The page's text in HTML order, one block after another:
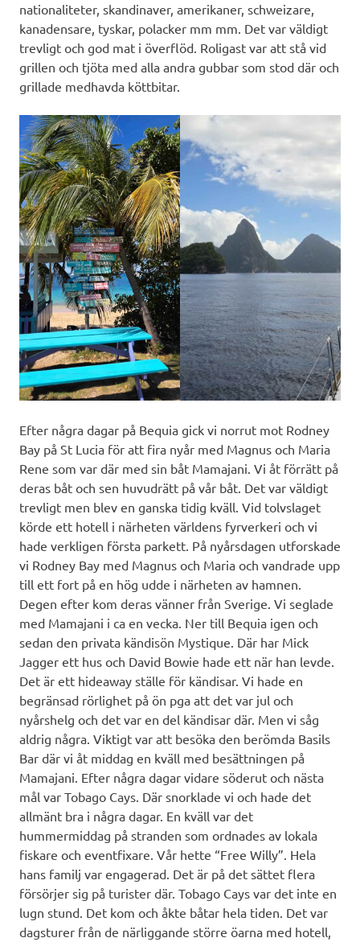
nationaliteter, skandinaver, amerikaner, schweizare,
kanadensare, tyskar, polacker mm mm. Det var väldigt
trevligt och god mat i överflöd. Roligast var att stå vid
grillen och tjöta med alla andra gubbar som stod där och
grillade medhavda köttbitar.
Efter några dagar på Bequia gick vi norrut mot Rodney
Bay på St Lucia för att fira nyår med Magnus och Maria
Rene som var där med sin båt Mamajani. Vi åt förrätt på
deras båt och sen huvudrätt på vår båt. Det var väldigt
trevligt men blev en ganska tidig kväll. Vid tolvslaget
körde ett hotell i närheten världens fyrverkeri och vi
hade verkligen första parkett. På nyårsdagen utforskade
vi Rodney Bay med Magnus och Maria och vandrade upp
till ett fort på en hög udde i närheten av hamnen.
Degen efter kom deras vänner från Sverige. Vi seglade
med Mamajani i ca en vecka. Ner till Bequia igen och
sedan den privata kändisön Mystique. Där har Mick
Jagger ett hus och David Bowie hade ett när han levde.
Det är ett hideaway ställe för kändisar. Vi hade en
begränsad rörlighet på ön pga att det var jul och
nyårshelg och det var en del kändisar där. Men vi såg
aldrig några. Viktigt var att besöka den berömda Basils
Bar där vi åt middag en kväll med besättningen på
Mamajani. Efter några dagar vidare söderut och nästa
mål var Tobago Cays. Där snorklade vi och hade det
allmänt bra i några dagar. En kväll var det
hummermiddag på stranden som ordnades av lokala
fiskare och eventfixare. Vår hette “Free Willy”. Hela
hans familj var engagerad. Det är på det sättet flera
försörjer sig på turister där. Tobago Cays var det inte en
lugn stund. Det kom och åkte båtar hela tiden. Det var
dagsturer från de närliggande större öarna med hotell,